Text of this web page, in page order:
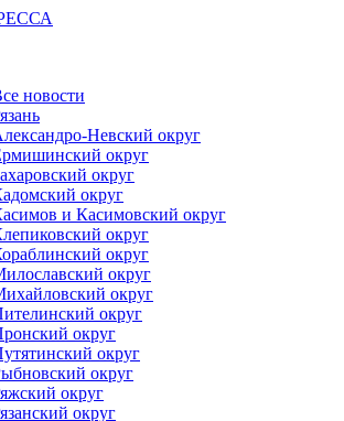
новости
Невский округ
округ
округ
округ
и Касимовский округ
округ
округ
округ
округ
округ
округ
округ
округ
округ
округ